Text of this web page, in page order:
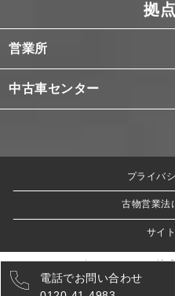
電話でお問い合わせ
営業所
中古車センター
プライバ
古物営業法
サイ
© ピー・シー・エス株